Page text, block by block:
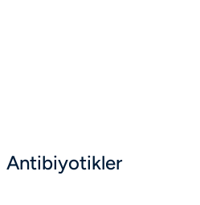
Antibiyotikler